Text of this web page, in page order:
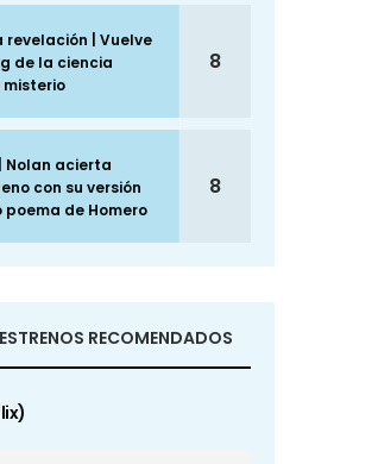
revelación | Vuelve
de la ciencia
misterio
8
Nolan acierta
con su versión
de Homero
8
RECOMENDADOS